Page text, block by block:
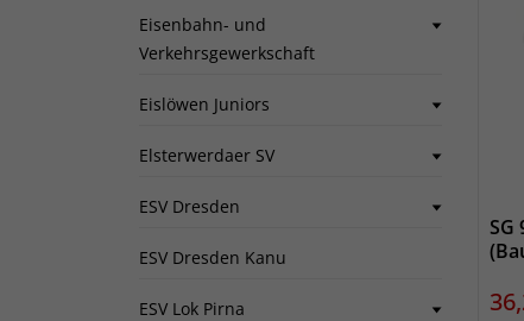
Eisenbahn- und
Verkehrsgewerkschaft
Eislöwen Juniors
Elsterwerdaer SV
ESV Dresden
ESV Dresden Kanu
ESV Lok Pirna